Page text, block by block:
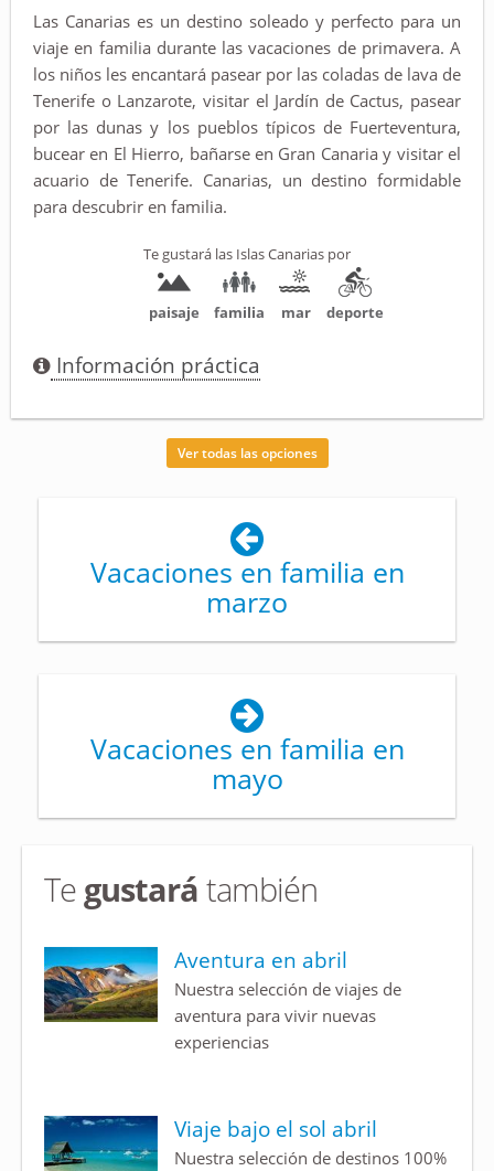
Las Canarias es un destino soleado y perfecto para un
viaje en familia durante las vacaciones de primavera. A
los niños les encantará pasear por las coladas de lava de
Tenerife o Lanzarote, visitar el Jardín de Cactus, pasear
por las dunas y los pueblos típicos de Fuerteventura,
bucear en El Hierro, bañarse en Gran Canaria y visitar el
acuario de Tenerife. Canarias, un destino formidable
para descubrir en familia.
Te gustará las Islas Canarias por
paisaje familia mar deporte
Información práctica
Ver todas las opciones
Vacaciones en familia en
marzo
Vacaciones en familia en
mayo
Te gustará también
Aventura en abril
Nuestra selección de viajes de
aventura para vivir nuevas
experiencias
Viaje bajo el sol abril
Nuestra selección de destinos 100%